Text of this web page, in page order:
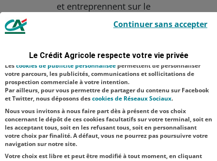
et entreprennent sur le
Banque
Économie
Finance
NOS
ACTUALITÉS
TOUTES NOS ACTUALITÉS
Le Crédit Agricole respecte votre vie privée
indispensables car utilisés à des fins de bon fonctionnement et de
sécurité ; d’autres sont facultatifs. Les
satisfaction facultatifs.
Lescookies de publicité personnalisée permettent de personnaliser
votre parcours, les publicités, communications et sollicitations de
prospection commerciale à votre intention.
Par ailleurs, pour vous permettre de partager du contenu sur Facebook
et Twitter, nous déposons descookies de Réseaux Sociaux.
Nous vous invitons à nous faire part dès à présent de vos choix
concernant le dépôt de ces cookies facultatifs sur votre terminal, soit en
les acceptant tous, soit en les refusant tous, soit en personnalisant
votre choix par finalité. A défaut, vous ne pourrez pas poursuivre votre
navigation sur notre site.
Votre choix est libre et peut être modifié à tout moment, en cliquant
Continuer sans accepter